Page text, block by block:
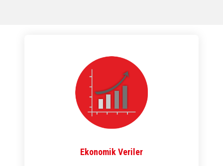
Ekonomik Veriler